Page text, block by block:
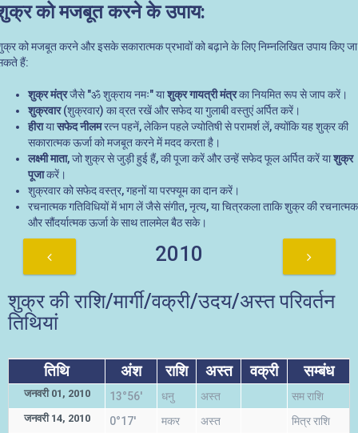
को मजबूत करने के उपाय:
को मजबूत करने और इसके सकारात्मक प्रभावों को बढ़ाने के लिए निम्नलिखित उपाय किए जा
हैं:
शुक्र मंत्रजैसे "ॐ शुक्राय नमः" याशुक्र गायत्री मंत्रका नियमित रूप से जाप करें।
शुक्रवार(शुक्रवार) का व्रत रखें और सफेद या गुलाबी वस्तुएं अर्पित करें।
हीरायासफेद नीलमरत्न पहनें, लेकिन पहले ज्योतिषी से परामर्श लें, क्योंकि यह शुक्र की
सकारात्मक ऊर्जा को मजबूत करने में मदद करता है।
लक्ष्मी माता, जो शुक्र से जुड़ी हुई हैं, की पूजा करें और उन्हें सफेद फूल अर्पित करें याशुक्र
पूजाकरें।
शुक्रवार को सफेद वस्त्र, गहनों या परफ्यूम का दान करें।
रचनात्मक गतिविधियों में भाग लें जैसे संगीत, नृत्य, या चित्रकला ताकि शुक्र की रचनात्मक
और सौंदर्यात्मक ऊर्जा के साथ तालमेल बैठ सके।
2010
शुक्र की राशि/मार्गी/वक्री/उदय/अस्त परिवर्तन
तिथियां
तिथि अंश राशि अस्त वक्री सम्बंध
जनवरी 01, 2010 13°56' धनु अस्त सम राशि
जनवरी 14, 2010 0°17' मकर अस्त मित्र राशि